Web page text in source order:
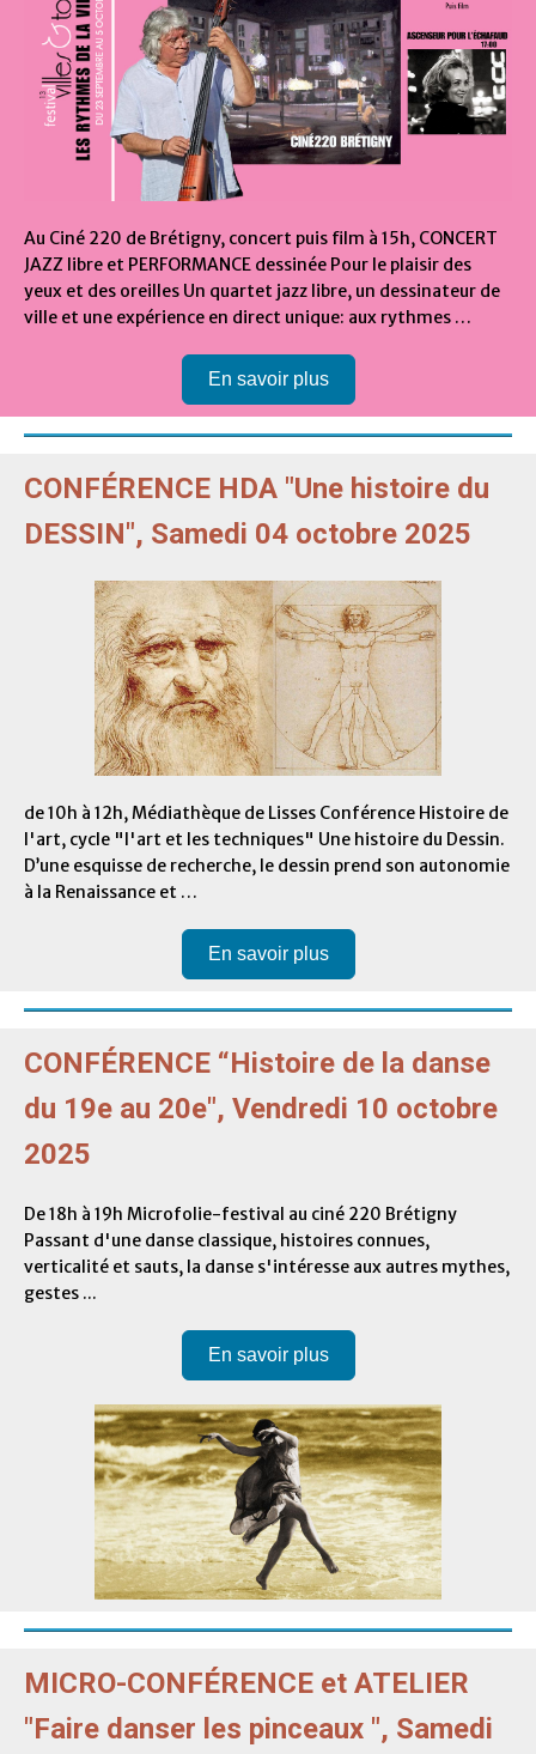
Au Ciné 220 de Brétigny, concert puis film à 15h, CONCERT
JAZZ libre et PERFORMANCE dessinée Pour le plaisir des
yeux et des oreilles Un quartet jazz libre, un dessinateur de
ville et une expérience en direct unique: aux rythmes …
En savoir plus
CONFÉRENCE HDA "Une histoire du
DESSIN", Samedi 04 octobre 2025
de 10h à 12h, Médiathèque de Lisses Conférence Histoire de
l'art, cycle "l'art et les techniques" Une histoire du Dessin.
D’une esquisse de recherche, le dessin prend son autonomie
à la Renaissance et …
En savoir plus
CONFÉRENCE “Histoire de la danse
du 19e au 20e", Vendredi 10 octobre
2025
De 18h à 19h Microfolie-festival au ciné 220 Brétigny
Passant d'une danse classique, histoires connues,
verticalité et sauts, la danse s'intéresse aux autres mythes,
gestes ...
En savoir plus
MICRO-CONFÉRENCE et ATELIER
"Faire danser les pinceaux ", Samedi